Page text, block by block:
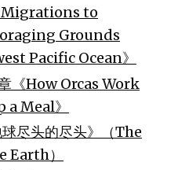
Migrations to
Grounds
Pacific Ocean》
《How Orcas Work
Meal》
尽头的尽头》（The
Earth）